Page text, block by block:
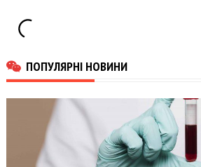
ПОПУЛЯРНІ НОВИНИ